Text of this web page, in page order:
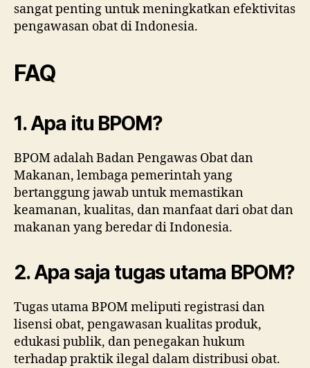
sangat penting untuk meningkatkan efektivitas
pengawasan obat di Indonesia.
FAQ
1. Apa itu BPOM?
BPOM adalah Badan Pengawas Obat dan
Makanan, lembaga pemerintah yang
bertanggung jawab untuk memastikan
keamanan, kualitas, dan manfaat dari obat dan
makanan yang beredar di Indonesia.
2. Apa saja tugas utama BPOM?
Tugas utama BPOM meliputi registrasi dan
lisensi obat, pengawasan kualitas produk,
edukasi publik, dan penegakan hukum
terhadap praktik ilegal dalam distribusi obat.